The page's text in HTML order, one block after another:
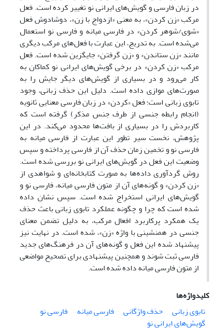
در زبان فارسی و گویش‌های ایرانی نو تغییر کرده است. فعل
مرکب «زن کردن»، به معنی «ازدواج با زن»، دوشادوش فعل
«شوی/شوهر کردن» در فارسی میانه و فارسی نو استعمال
می‌شده است. به تدریج، این عبارت با فعل‌های مرکب دیگری
مانند «زن ستاندن» و «زن گرفتن» جایگزین شده است. فعل
مرکب «زن کردن» در برخی گویش‌های ایرانی نو کماکان به
کار می‌رود و در بسیاری از گویش‌های دیگر جایش را به
صورت‌های موازی داده است. دلیل این حذف زبانی، وجود
تابوی زبانی است؛ فعل «کردن» در زبان فارسی معنایی ثانویه
(انجام رابطه جنسی از طرف جنس مذکر) گرفته است که
کاربردش را در بسیاری از بافت‌ها محدود می‌کند. در این
پژوهش، نخست سیر تطور این عبارت از فارسی میانه به
فارسی نو و تخمین زمان حذف آن از فارسی پرداخته و سپس
وضعیت این فعل در گویش‌های ایرانی نو بررسی شده است.
روش گردآوری داده‌ها به صورت کتابخانه‌ای و شواهدی از
«زن کردن» و گونه‌های آن از متون فارسی میانه، فارسی نو و
گویش‌های ایرانی استخراج شده است. سپس نشان داده
شده است که چرا و چگونه عملکرد تابوی زبانی باعث حذف
یک همکرد پرکاربرد افعال مرکب، به دلیل تضمن معنای
جنسی در همنشینی با واژه «زن»، شده است. در نهایت نیز
پیشنهاد شده این فعل و گونه‌های آن در فرهنگ‌های جدید
فارسی ثبت شوند و همچنین پیشنهادی برای تصحیح مواضعی
از متون فارسی میانه داده شده است.
کلیدواژه‌ها
تابوی زبانی
حذف واژگانی فارسی میانه
فارسی نو
گویش‌های ایرانی نو